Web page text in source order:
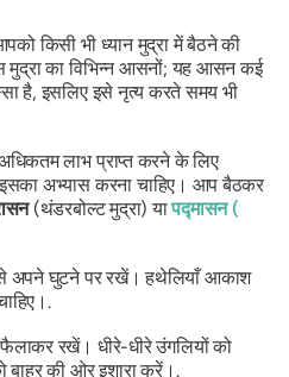
किसी भी ध्यान मुद्रा में बैठने की
मुद्रा काविभिन्नआसनों; यह आसनकई
है, इसलिए इसे नृत्य करते समय भी
लाभ प्राप्त करने के लिए
अभ्यास करना चाहिए। आप बैठकर
(थंडरबोल्ट मुद्रा) यापद्मासन(
से अपने घुटने पर रखें। हथेलियाँ आकाश
रखें। धीरे-धीरे उंगलियों को
की ओर इशारा करें।.